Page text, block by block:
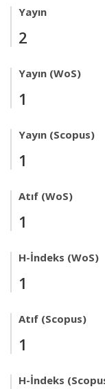
Yayın
2
Yayın (WoS)
1
Yayın (Scopus)
1
Atıf (WoS)
1
H-İndeks (WoS)
1
Atıf (Scopus)
1
H-İndeks